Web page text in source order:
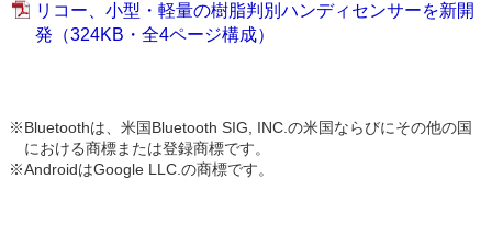
リコー、小型・軽量の樹脂判別ハンディセンサーを新開
発（324KB・全4ページ構成）
※Bluetoothは、米国Bluetooth SIG, INC.の米国ならびにその他の国
における商標または登録商標です。
※AndroidはGoogle LLC.の商標です。